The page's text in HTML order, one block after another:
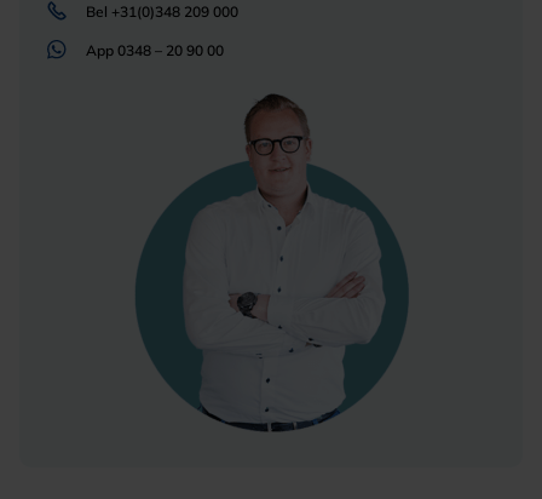
Bel +31(0)348 209 000
App 0348 – 20 90 00